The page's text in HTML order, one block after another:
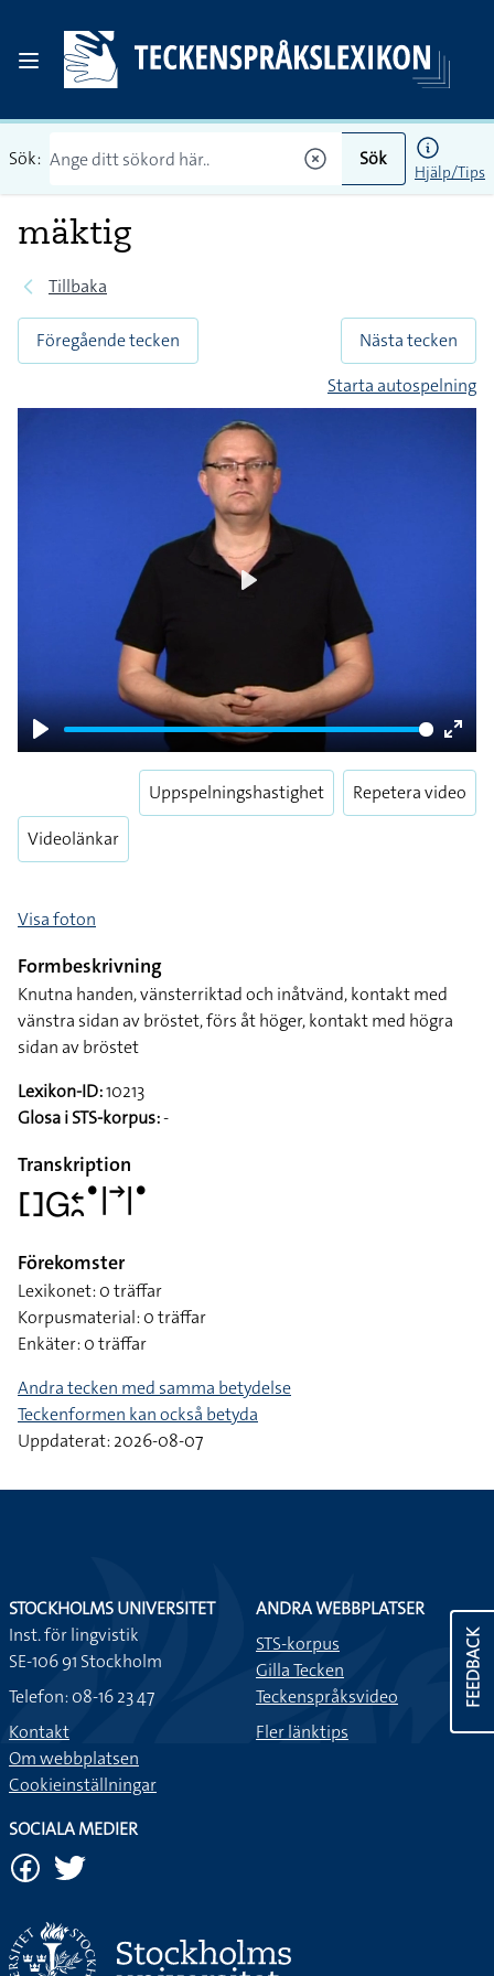
Sök: Sök
Hjälp/Tips
mäktig
Tillbaka
Föregående tecken
Nästa tecken
Starta autospelning
Play
Enter
Videolänkar
Uppspelningshastighet Repetera video
Visa foton
Formbeskrivning
Knutna handen, vänsterriktad och inåtvänd, kontakt med
vänstra sidan av bröstet, förs åt höger, kontakt med högra
sidan av bröstet
Lexikon-ID:10213
Glosa i STS-korpus:-
Transkription
􌤓􌤦􌥓􌥘􌤟􌥼􌥣􌥼􌤟
Förekomster
Lexikonet: 0 träffar
Korpusmaterial: 0 träffar
Enkäter: 0 träffar
Andra tecken med samma betydelse
Teckenformen kan också betyda
Uppdaterat: 2026-08-07
FEEDBACK
STOCKHOLMS UNIVERSITET
Inst. för lingvistik
SE-106 91 Stockholm
Telefon: 08-16 23 47
Kontakt
Om webbplatsen
Cookieinställningar
ANDRA WEBBPLATSER
STS-korpus
Gilla Tecken
Teckenspråksvideo
Fler länktips
SOCIALA MEDIER